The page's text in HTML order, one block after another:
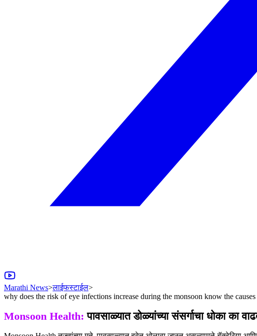
Marathi News>लाईफस्टाईल>
why does the risk of eye infections increase during the monsoon know the
Monsoon Health: पावसाळ्यात डोळ्यांच्या संसर्गाचा धोका का